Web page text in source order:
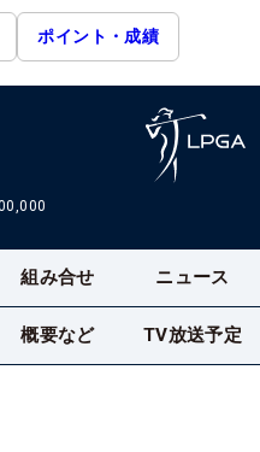
ポイント・成績
組み合せ ニュース
概要など TV放送予定